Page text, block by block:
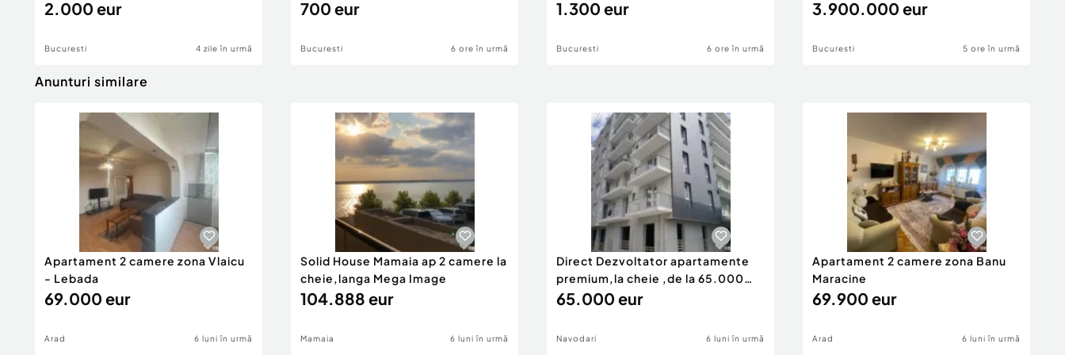
в—Џ spitale....
Confort:
Număr Băi:1
Posibilitate parcare: Da
Nr. locuri parcare:
2.000 eur
Bucuresti 4 zile în urmă
700 eur
Bucuresti 6 ore în urmă
1.300 eur
Bucuresti 6 ore în urmă
3.900.000 eur
Bucuresti 5 ore în urmă
Anunturi similare
Apartament 2 camere zona Vlaicu
- Lebada
69.000 eur
Arad 6 luni în urmă
Solid House Mamaia ap 2 camere la
cheie,langa Mega Image
104.888 eur
Mamaia 6 luni în urmă
Direct Dezvoltator apartamente
premium,la cheie ,de la 65.000
eur
65.000 eur
Navodari 6 luni în urmă
Apartament 2 camere zona Banu
Maracine
69.900 eur
Arad 6 luni în urmă